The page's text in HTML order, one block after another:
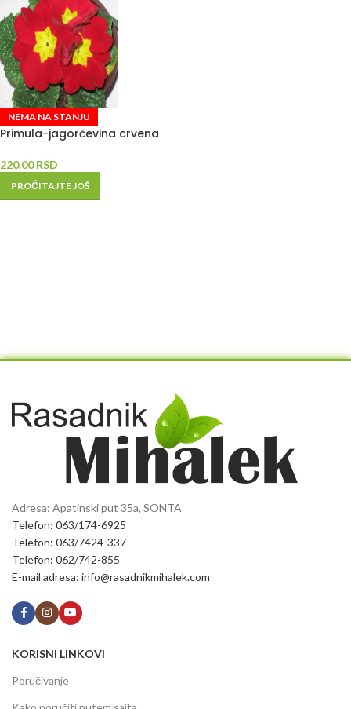
NEMA NA STANJU
Primula-jagorčevina crvena
220.00RSD
PROČITAJTE JOŠ
Adresa: Apatinski put 35a, SONTA
Telefon: 063/174-6925
Telefon: 063/7424-337
Telefon: 062/742-855
E-mail adresa: info@rasadnikmihalek.com
KORISNI LINKOVI
Poručivanje